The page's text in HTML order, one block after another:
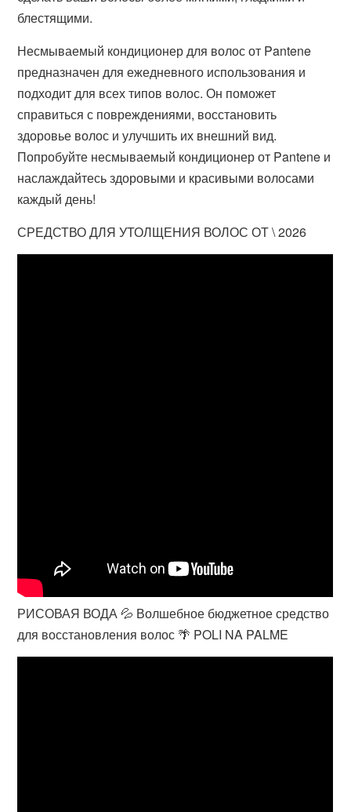
блестящими.
Несмываемый кондиционер для волос от Pantene
предназначен для ежедневного использования и
подходит для всех типов волос. Он поможет
справиться с повреждениями, восстановить
здоровье волос и улучшить их внешний вид.
Попробуйте несмываемый кондиционер от Pantene и
наслаждайтесь здоровыми и красивыми волосами
каждый день!
СРЕДСТВО ДЛЯ УТОЛЩЕНИЯ ВОЛОС ОТ \ 2026
РИСОВАЯ ВОДА 💦 Волшебное бюджетное средство
для восстановления волос 🌴 POLI NA PALME